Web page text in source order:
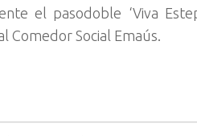
el pasodoble ‘Viva
Comedor Social Emaús.